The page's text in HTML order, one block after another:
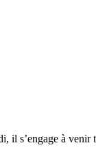
il s’engage à